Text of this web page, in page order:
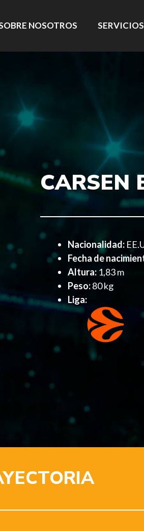
NOSOTROS SERVICIOS
CARSEN
Nacionalidad:
Fecha de
Altura: 1,83 m
Peso:80 kg
Liga: